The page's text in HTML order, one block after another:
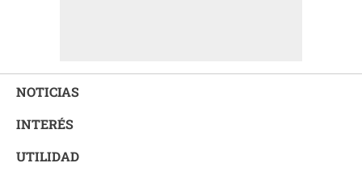
NOTICIAS
INTERÉS
UTILIDAD